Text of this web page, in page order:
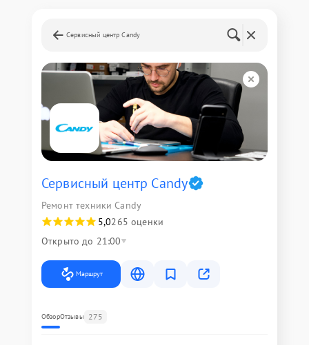
Сервисный центр Candy
Сервисный центр Candy
Ремонт техники Candy
5,0265 оценки
Открыто до 21:00
Маршрут
ОбзорОтзывы 275